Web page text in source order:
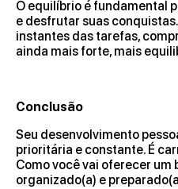
O equilíbrio é fundamental
e desfrutar suas
instantes das tarefas,
ainda mais forte, mais
Conclusão
Seu desenvolvimento
prioritária e constante. É
Como você vai oferecer um
organizado(a) e